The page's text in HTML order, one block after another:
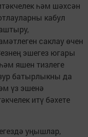
һәм шәхсән
кабул
саклау өчен
эшегез югары
яшен тизлеге
батырлыкны да
үз эшенә
итү бәхете
уңышлар,